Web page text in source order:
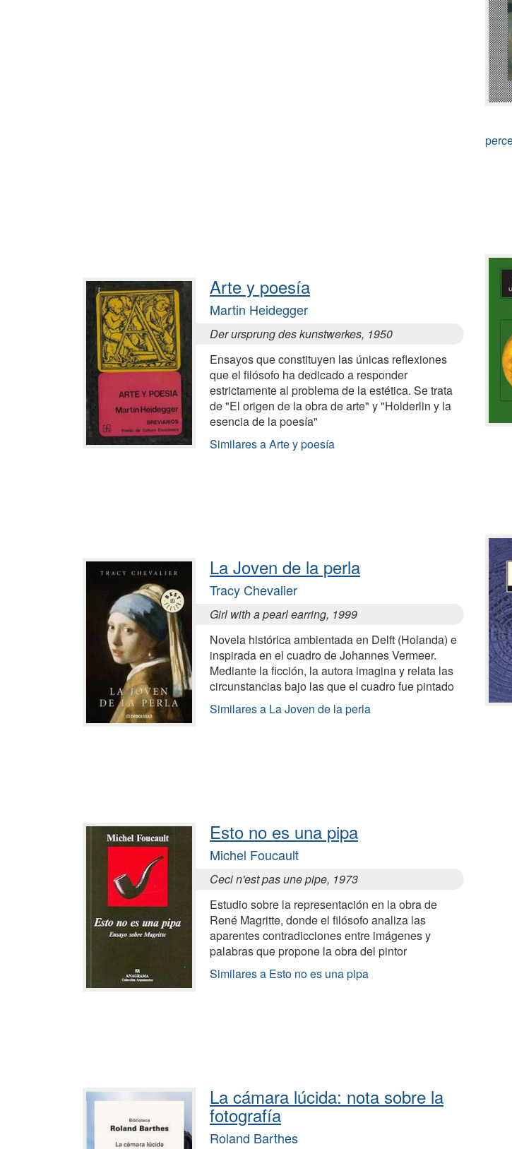
Arte y poesía
Martin Heidegger
Der ursprung des kunstwerkes, 1950
Ensayos que constituyen las únicas reflexiones
que el filósofo ha dedicado a responder
estrictamente al problema de la estética. Se trata
de "El origen de la obra de arte" y "Holderlin y la
esencia de la poesía"
Similares a Arte y poesía
La Joven de la perla
Tracy Chevalier
Girl with a pearl earring, 1999
Novela histórica ambientada en Delft (Holanda) e
inspirada en el cuadro de Johannes Vermeer.
Mediante la ficción, la autora imagina y relata las
circunstancias bajo las que el cuadro fue pintado
Similares a La Joven de la perla
Esto no es una pipa
Michel Foucault
Ceci n'est pas une pipe, 1973
Estudio sobre la representación en la obra de
René Magritte, donde el filósofo analiza las
aparentes contradicciones entre imágenes y
palabras que propone la obra del pintor
Similares a Esto no es una pipa
La cámara lúcida: nota sobre la
fotografía
Roland Barthes